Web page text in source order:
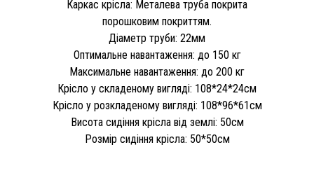
Каркас крісла: Металева труба покрита
порошковим покриттям.
Діаметр труби: 22мм
Оптимальне навантаження: до 150 кг
Максимальне навантаження: до 200 кг
Крісло у складеному вигляді: 108*24*24см
Крісло у розкладеному вигляді: 108*96*61см
Висота сидіння крісла від землі: 50см
Розмір сидіння крісла: 50*50см